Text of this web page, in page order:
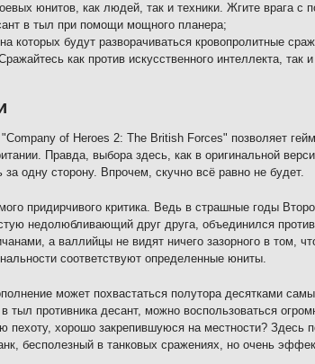
юнитов, как людей, так и техники. Жгите врага с
в тыл при помощи мощного планера;
которых будут разворачиваться кровопролитные
как против искусственного интеллекта, так
of Heroes 2: The British Forces" позволяет
Правда, выбора здесь, как в оригинальной
одну сторону. Впрочем, скучно всё равно не будет.
придирчивого критика. Ведь в страшные годы
недолюбливающий друг друга, объединился
а валлийцы не видят ничего зазорного в том,
соответствуют определенные юниты.
может похвастаться полутора десятками
тыл противника десант, можно воспользоваться
пехоту, хорошо закрепившуюся на местности? Здесь
бесполезный в танковых сражениях, но очень